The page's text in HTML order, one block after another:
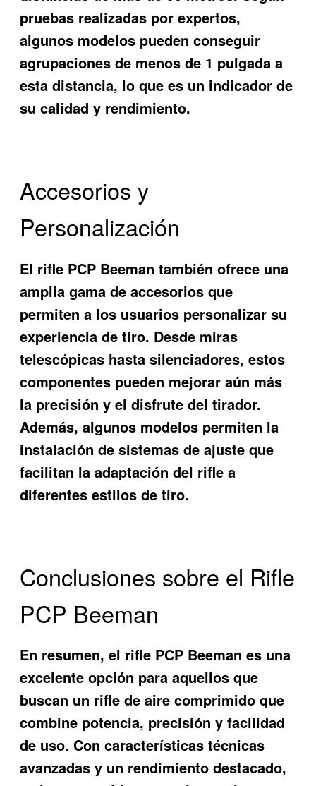
pruebas realizadas por expertos,
algunos modelos pueden conseguir
agrupaciones de menos de 1 pulgada a
esta distancia, lo que es un indicador de
su calidad y rendimiento.
Accesorios y
Personalización
El rifle PCP Beeman también ofrece una
amplia gama de accesorios que
permiten a los usuarios personalizar su
experiencia de tiro. Desde miras
telescópicas hasta silenciadores, estos
componentes pueden mejorar aún más
la precisión y el disfrute del tirador.
Además, algunos modelos permiten la
instalación de sistemas de ajuste que
facilitan la adaptación del rifle a
diferentes estilos de tiro.
Conclusiones sobre el Rifle
PCP Beeman
En resumen, el rifle PCP Beeman es una
excelente opción para aquellos que
buscan un rifle de aire comprimido que
combine potencia, precisión y facilidad
de uso. Con características técnicas
avanzadas y un rendimiento destacado,